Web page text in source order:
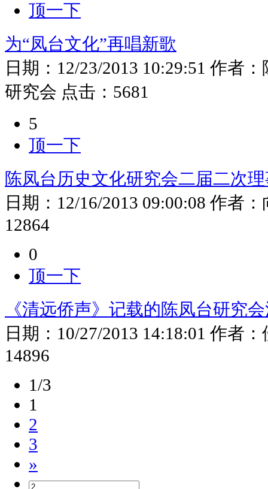
顶一下
为“凤台文化”再唱新歌
日期： 12/23/2013 10:29:51 作者：
研究会 点击： 5681
5
顶一下
陈凤台历史文化研究会二届二次
日期： 12/16/2013 09:00:08 作者：
12864
0
顶一下
《清远侨声》记载的陈凤台研究
日期： 10/27/2013 14:18:01 作者：
14896
1/3
1
2
3
»